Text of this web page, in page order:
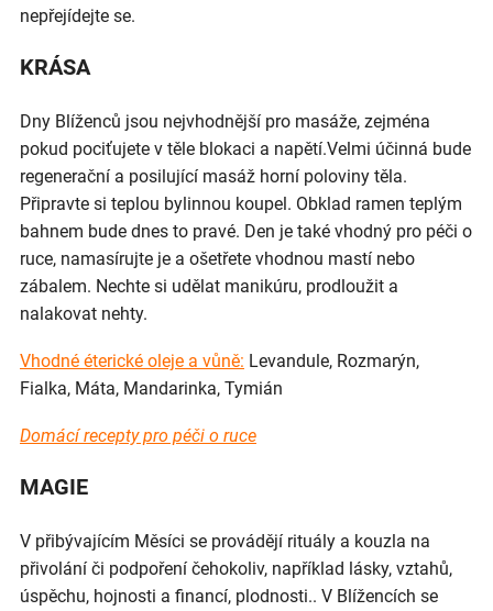
nepřejídejte se.
KRÁSA
Dny Blíženců jsou nejvhodnější pro masáže, zejména
pokud pociťujete v těle blokaci a napětí.Velmi účinná bude
regenerační a posilující masáž horní poloviny těla.
Připravte si teplou bylinnou koupel. Obklad ramen teplým
bahnem bude dnes to pravé. Den je také vhodný pro péči o
ruce, namasírujte je a ošetřete vhodnou mastí nebo
zábalem. Nechte si udělat manikúru, prodloužit a
nalakovat nehty.
Vhodné éterické oleje a vůně: Levandule, Rozmarýn,
Fialka, Máta, Mandarinka, Tymián
Domácí recepty pro péči o ruce
MAGIE
V přibývajícím Měsíci se provádějí rituály a kouzla na
přivolání či podpoření čehokoliv, například lásky, vztahů,
úspěchu, hojnosti a financí, plodnosti.. V Blížencích se